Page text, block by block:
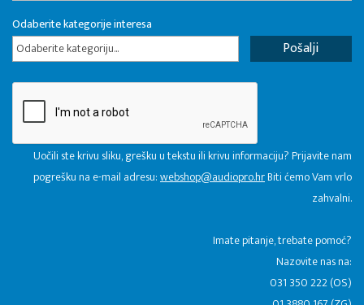
Odaberite kategorije interesa
Odaberite kategoriju...
Uočili ste krivu sliku, grešku u tekstu ili krivu informaciju? Prijavite nam
pogrešku na e-mail adresu:webshop@audiopro.hrBiti ćemo Vam vrlo
zahvalni.
​Imate pitanje, trebate pomoć?
Nazovite nas na:
031 350 222 (OS)